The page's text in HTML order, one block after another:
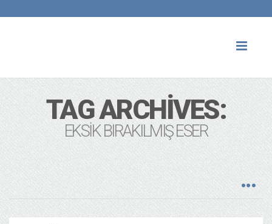
TAG ARCHIVES:
EKSIK BIRAKILMIŞ ESER